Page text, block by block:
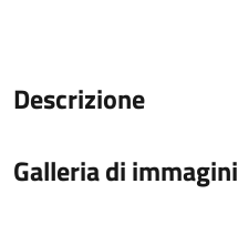
Descrizione
Galleria di immagini